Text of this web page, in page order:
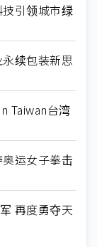
引领城市绿
续包装新思
Taiwan台湾
运女子拳击
再度勇夺天